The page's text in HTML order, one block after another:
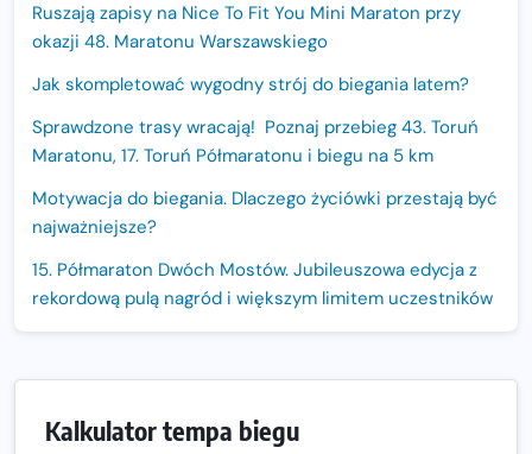
Ruszają zapisy na Nice To Fit You Mini Maraton przy
okazji 48. Maratonu Warszawskiego
Jak skompletować wygodny strój do biegania latem?
Sprawdzone trasy wracają! Poznaj przebieg 43. Toruń
Maratonu, 17. Toruń Półmaratonu i biegu na 5 km
Motywacja do biegania. Dlaczego życiówki przestają być
najważniejsze?
15. Półmaraton Dwóch Mostów. Jubileuszowa edycja z
rekordową pulą nagród i większym limitem uczestników
Oficjalna koszulka LOTTO 25. Poznań Maratonu!
Kalkulator tempa biegu